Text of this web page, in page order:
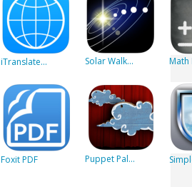
iTranslate... Solar Walk... Math
Foxit PDF Puppet Pal...